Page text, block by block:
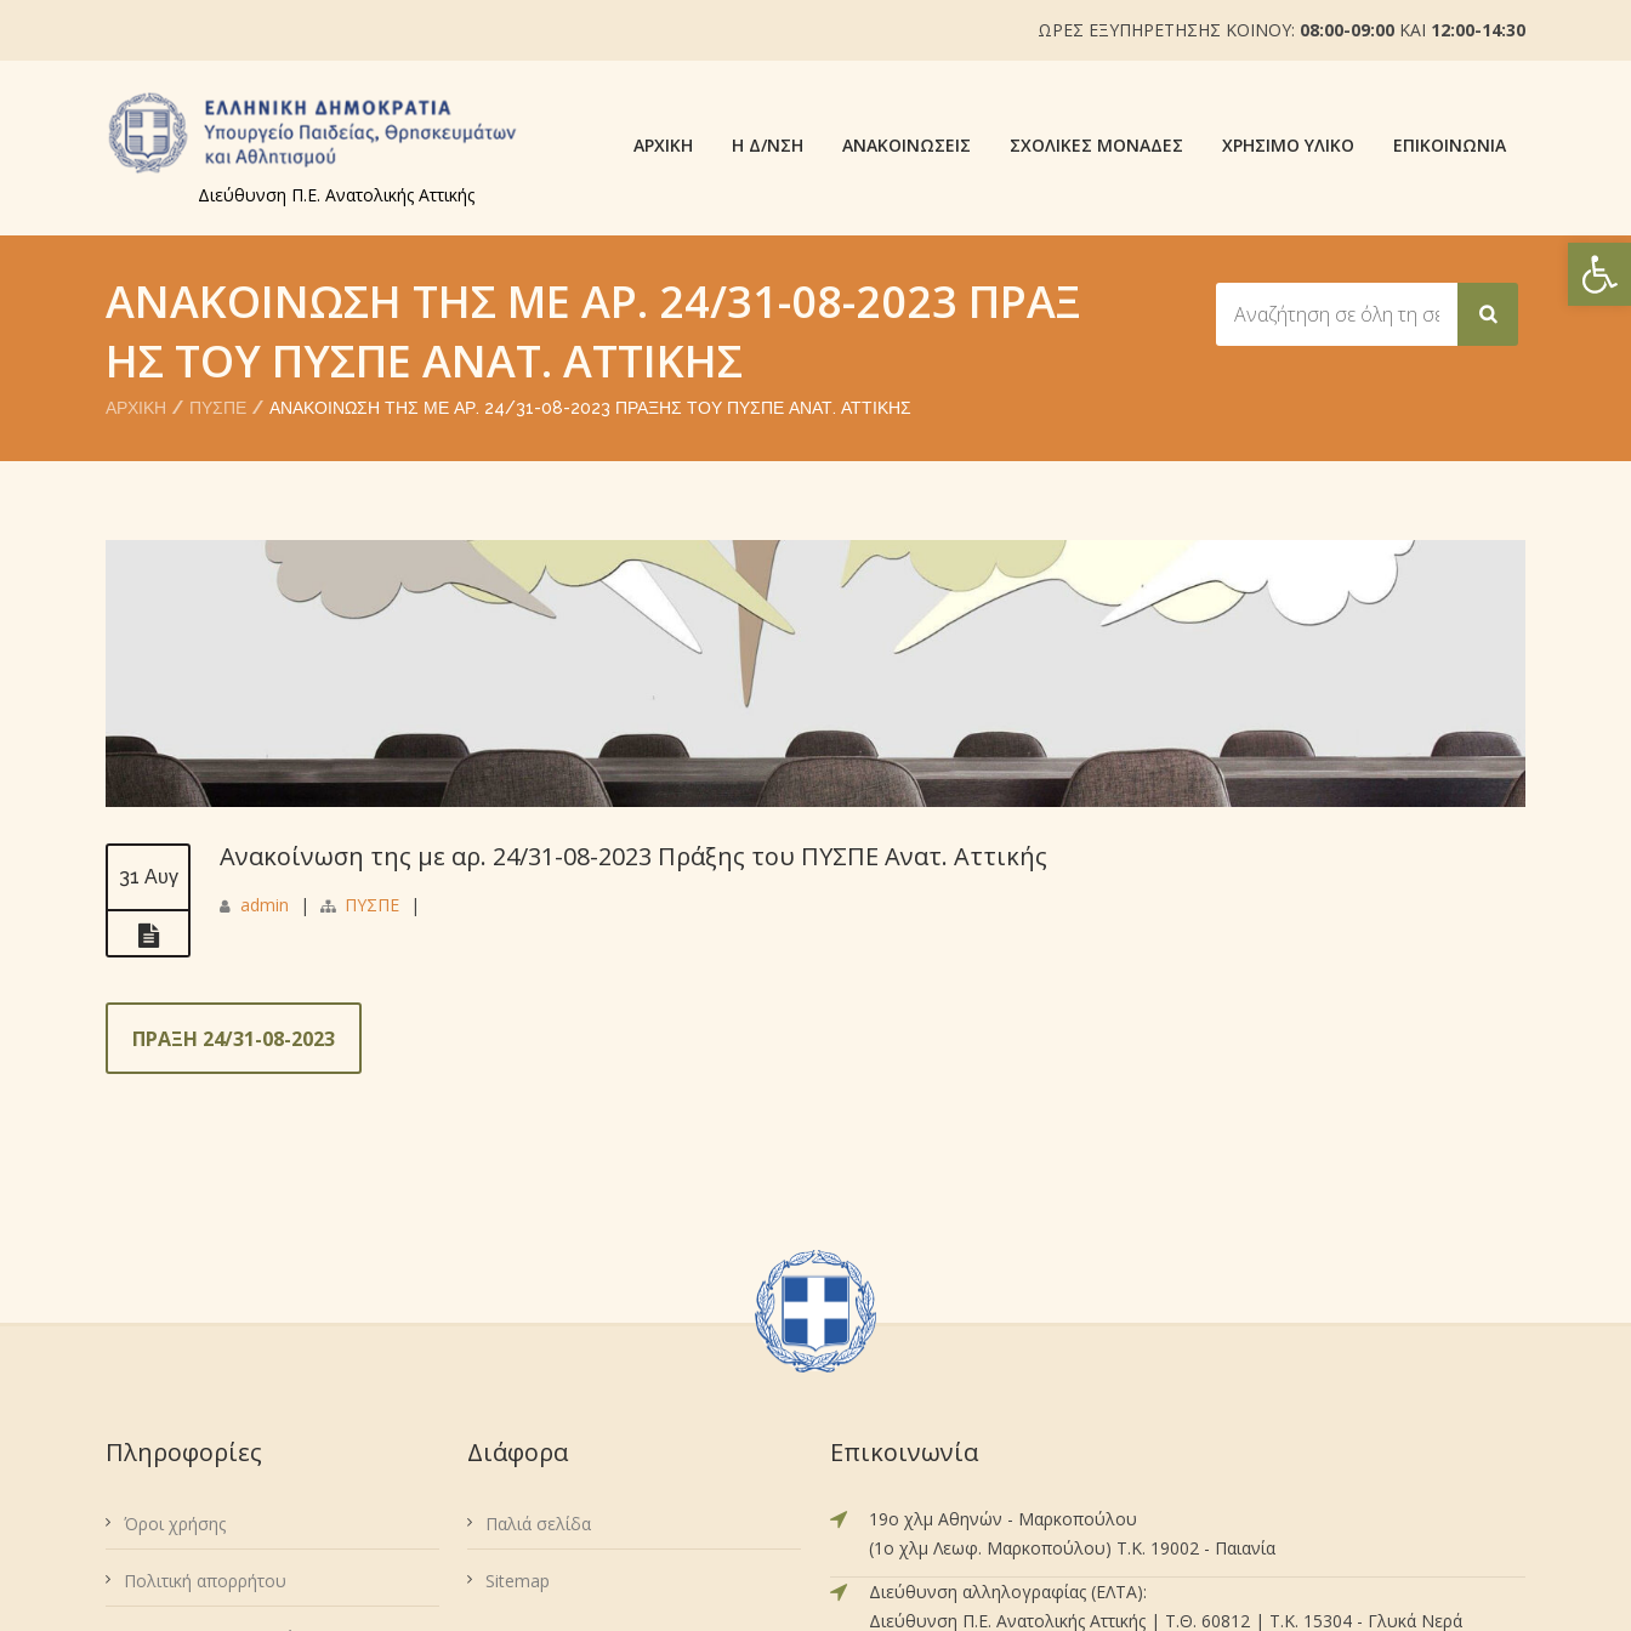
ΩΡΕΣ ΕΞΥΠΗΡΕΤΗΣΗΣ ΚΟΙΝΟΥ: 08:00-09:00 ΚΑΙ 12:00-14:30
Διεύθυνση Π.Ε. Ανατολικής Αττικής
ΑΡΧΙΚΉ Η Δ/ΝΣΗ ΑΝΑΚΟΙΝΏΣΕΙΣ ΣΧΟΛΙΚΈΣ ΜΟΝΆΔΕΣ ΧΡΉΣΙΜΟ ΥΛΙΚΌ ΕΠΙΚΟΙΝΩΝΊΑ
ΑΝΑΚΟΊΝΩΣΗ ΤΗΣ ΜΕ ΑΡ. 24/31-08-2023 ΠΡΆΞ
ΗΣ ΤΟΥ ΠΥΣΠΕ ΑΝΑΤ. ΑΤΤΙΚΉΣ
ΑΡΧΙΚΉ ΠΥΣΠΕ ΑΝΑΚΟΊΝΩΣΗ ΤΗΣ ΜΕ ΑΡ. 24/31-08-2023 ΠΡΆΞΗΣ ΤΟΥ ΠΥΣΠΕ ΑΝΑΤ. ΑΤΤΙΚΉΣ
31 Αυγ
Ανακοίνωση της με αρ. 24/31-08-2023 Πράξης του ΠΥΣΠΕ Ανατ. Αττικής
admin | ΠΥΣΠΕ |
ΠΡΑΞΗ 24/31-08-2023
Πληροφορίες
Όροι χρήσης
Πολιτική απορρήτου
Διάφορα
Παλιά σελίδα
Sitemap
Επικοινωνία
19ο χλμ Αθηνών - Μαρκοπούλου
(1ο χλμ Λεωφ. Μαρκοπούλου) Τ.Κ. 19002 - Παιανία
Διεύθυνση αλληλογραφίας (ΕΛΤΑ):
Διεύθυνση Π.Ε. Ανατολικής Αττικής | Τ.Θ. 60812 | Τ.Κ. 15304 - Γλυκά Νερά